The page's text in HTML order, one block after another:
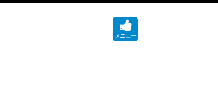
メニュー